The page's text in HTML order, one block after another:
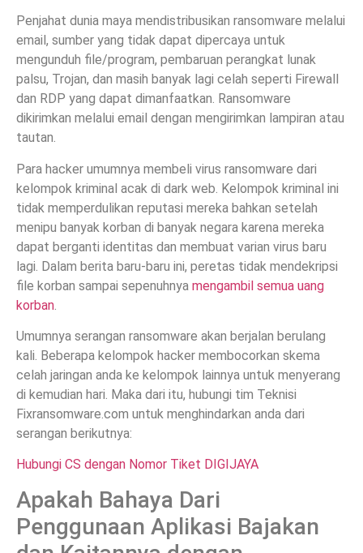
Penjahat dunia maya mendistribusikan ransomware melalui
email, sumber yang tidak dapat dipercaya untuk
mengunduh file/program, pembaruan perangkat lunak
palsu, Trojan, dan masih banyak lagi celah seperti Firewall
dan RDP yang dapat dimanfaatkan. Ransomware
dikirimkan melalui email dengan mengirimkan lampiran atau
tautan.
Para hacker umumnya membeli virus ransomware dari
kelompok kriminal acak di dark web. Kelompok kriminal ini
tidak memperdulikan reputasi mereka bahkan setelah
menipu banyak korban di banyak negara karena mereka
dapat berganti identitas dan membuat varian virus baru
lagi. Dalam berita baru-baru ini, peretas tidak mendekripsi
file korban sampai sepenuhnya mengambil semua uang
korban
Umumnya serangan ransomware akan berjalan berulang
kali. Beberapa kelompok hacker membocorkan skema
celah jaringan anda ke kelompok lainnya untuk menyerang
di kemudian hari. Maka dari itu, hubungi tim Teknisi
Fixransomware.com untuk menghindarkan anda dari
serangan berikutnya:
Hubungi CS dengan Nomor Tiket DIGIJAYA
Apakah Bahaya Dari
Penggunaan Aplikasi Bajakan